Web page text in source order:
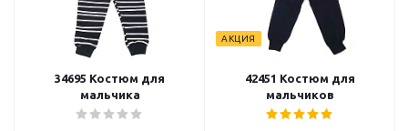
34695 Костюм для
мальчика
АКЦИЯ
42451 Костюм для
мальчиков